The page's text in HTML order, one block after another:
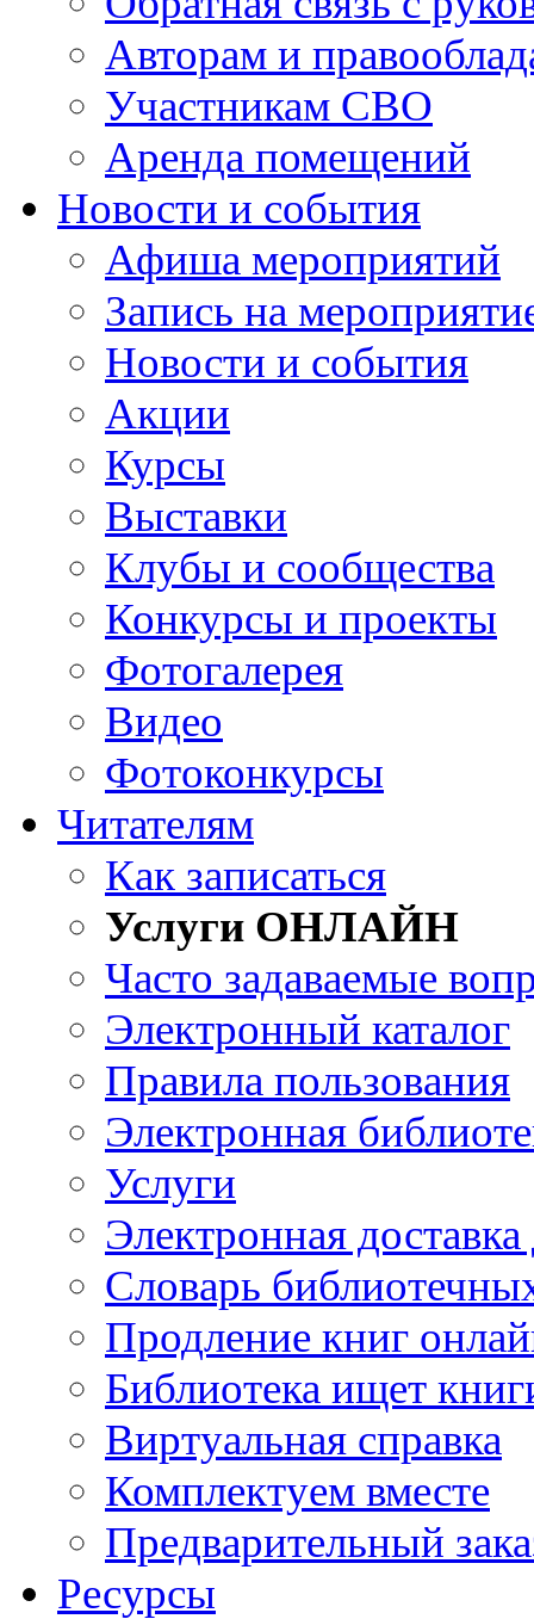
Авторам и
Участникам СВО
Аренда помещений
Новости и события
Афиша мероприятий
Запись на
Новости и события
Акции
Курсы
Выставки
Клубы и сообщества
Конкурсы и проекты
Фотогалерея
Видео
Фотоконкурсы
Читателям
Как записаться
Услуги ОНЛАЙН
Часто задаваемые
Электронный каталог
Правила пользования
Электронная
Услуги
Электронная
Словарь
Продление книг
Библиотека ищет
Виртуальная справка
Комплектуем вместе
Предварительный
Ресурсы